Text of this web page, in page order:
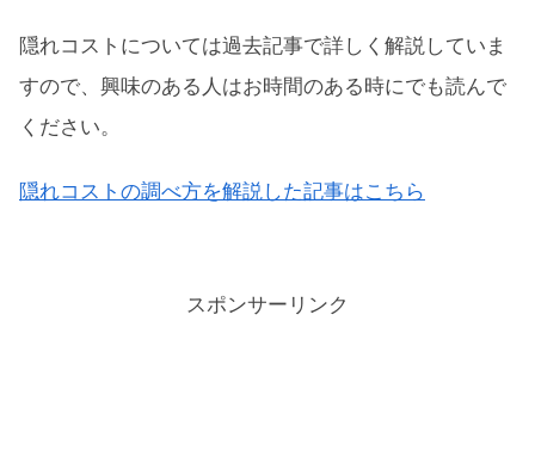
隠れコストについては過去記事で詳しく解説していま
すので、興味のある人はお時間のある時にでも読んで
ください。
隠れコストの調べ方を解説した記事はこちら
スポンサーリンク